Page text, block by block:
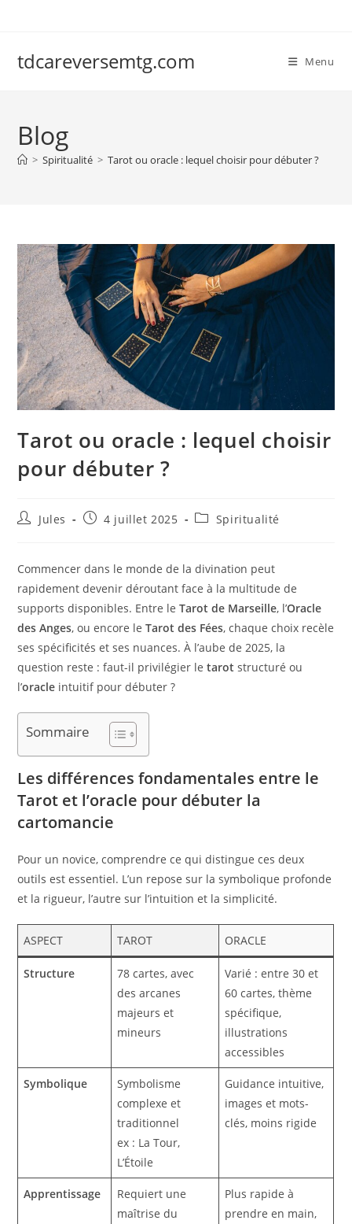
tdcareversemtg.com Menu
Blog
> Spiritualité > Tarot ou oracle : lequel choisir pour débuter ?
Tarot ou oracle : lequel choisir
pour débuter ?
Auteur/autrice
publication :
Jules
Publication
4 juillet 2025
PostSpiritualité
Commencer dans le monde de la divination peut
rapidement devenir déroutant face à la multitude de
supports disponibles. Entre leTarot de Marseille, l’Oracle
des Anges, ou encore leTarot des Fées, chaque choix recèle
ses spécificités et ses nuances. À l’aube de 2025, la
question reste : faut-il privilégier letarot structuré ou
l’oracle intuitif pour débuter ?
Sommaire
Les différences fondamentales entre le
Tarot et l’oracle pour débuter la
cartomancie
Pour un novice, comprendre ce qui distingue ces deux
outils est essentiel. L’un repose sur la symbolique profonde
et la rigueur, l’autre sur l’intuition et la simplicité.
ASPECT TAROT ORACLE
Structure
78 cartes, avec
des arcanes
majeurs et
mineurs
Varié : entre 30 et
60 cartes, thème
spécifique,
illustrations
accessibles
Symbolique
Symbolisme
complexe et
traditionnel
ex : La Tour,
L’Étoile
Guidance intuitive,
images et mots-
clés, moins rigide
Apprentissage
Requiert une
maîtrise du
Plus rapide à
prendre en main,